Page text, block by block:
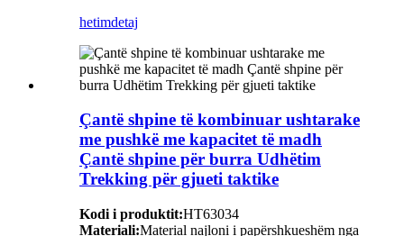
hetimdetaj
Çantë shpine të kombinuar ushtarake
me pushkë me kapacitet të madh
Çantë shpine për burra Udhëtim
Trekking për gjueti taktike
Kodi i produktit:HT63034
Materiali:Material najloni i papërshkueshëm nga